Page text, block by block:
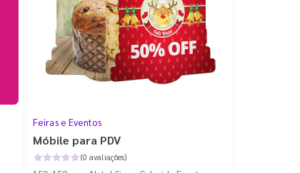
Feiras e Eventos
Móbile para PDV
(0 avaliações)